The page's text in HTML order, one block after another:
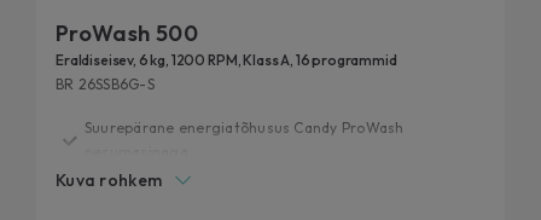
ProWash 500
Eraldiseisev, 6 kg, 1200 RPM, Klass A, 16 programmid
BR 26SSB6G-S
Suurepärane energiatõhusus Candy ProWash
20 aasta jooksul testitud
Kuva rohkem